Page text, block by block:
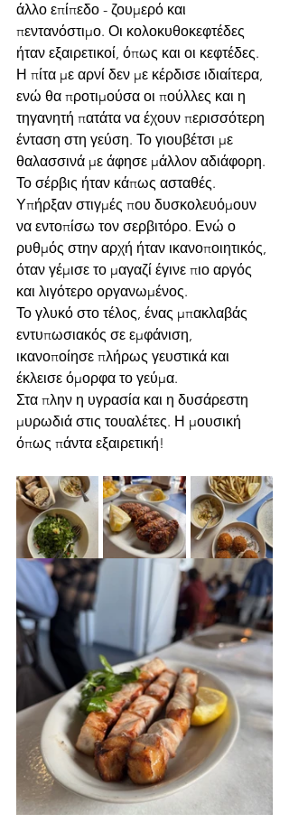
άλλο επίπεδο - ζουμερό και
πεντανόστιμο. Οι κολοκυθοκεφτέδες
ήταν εξαιρετικοί, όπως και οι κεφτέδες.
Η πίτα με αρνί δεν με κέρδισε ιδιαίτερα,
ενώ θα προτιμούσα οι πούλλες και η
τηγανητή πατάτα να έχουν περισσότερη
ένταση στη γεύση. Το γιουβέτσι με
θαλασσινά με άφησε μάλλον αδιάφορη.
Το σέρβις ήταν κάπως ασταθές.
Υπήρξαν στιγμές που δυσκολευόμουν
να εντοπίσω τον σερβιτόρο. Ενώ ο
ρυθμός στην αρχή ήταν ικανοποιητικός,
όταν γέμισε το μαγαζί έγινε πιο αργός
και λιγότερο οργανωμένος.
Το γλυκό στο τέλος, ένας μπακλαβάς
εντυπωσιακός σε εμφάνιση,
ικανοποίησε πλήρως γευστικά και
έκλεισε όμορφα το γεύμα.
Στα πλην η υγρασία και η δυσάρεστη
μυρωδιά στις τουαλέτες. Η μουσική
όπως πάντα εξαιρετική!